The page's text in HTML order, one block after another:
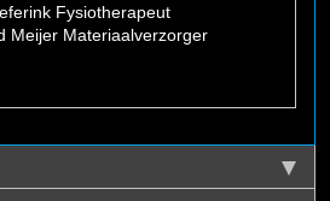
Fysiotherapeut
Meijer Materiaalverzorger